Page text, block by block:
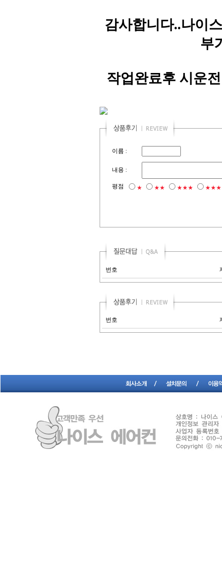
감사합니다..나이
부
작업완료후 시운
이름 :
내용 :
평점 ★ ★★ ★★★
번호
번호